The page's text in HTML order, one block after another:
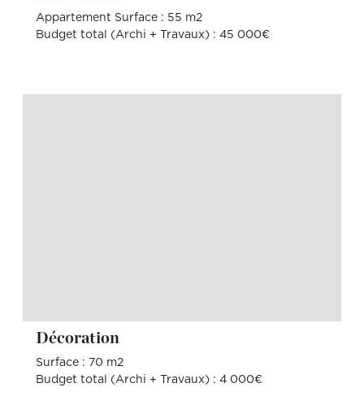
Appartement Surface : 55 m2
Budget total (Archi + Travaux) : 45 000€
Décoration
Surface : 70 m2
Budget total (Archi + Travaux) : 4 000€